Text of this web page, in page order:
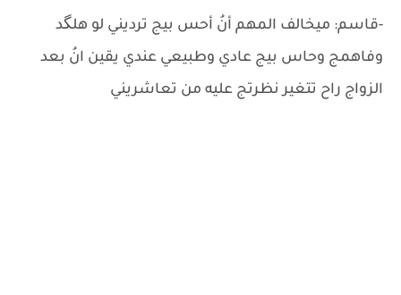
-قاسم: ميخالف المهم أنُ أحس بيج ترديني لو هلگد
وفاهمج وحاس بيج عادي وطبيعي عندي يقين انُ بعد
الزواج راح تتغير نظرتج عليه من تعاشريني